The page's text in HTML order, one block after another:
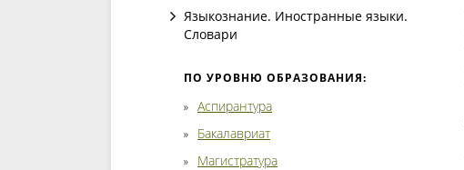
Языкознание. Иностранные языки.
Словари
ПО УРОВНЮ ОБРАЗОВАНИЯ:
Аспирантура
Бакалавриат
Магистратура